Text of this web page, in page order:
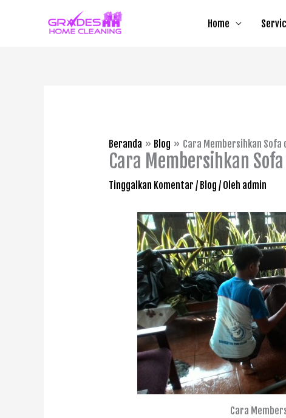
Home
Beranda Blog Cara Membersihkan Sofa
Cara Membersihkan
Tinggalkan Komentar / Blog / Oleh admin
Cara